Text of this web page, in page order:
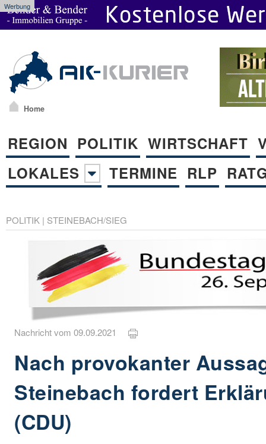
Werbung
Home
REGION POLITIK WIRTSCHAFT
LOKALES
TERMINE RLP
POLITIK | STEINEBACH/SIEG
Nachricht vom 09.09.2021
Nach provokanter
Steinebach fordert
(CDU)